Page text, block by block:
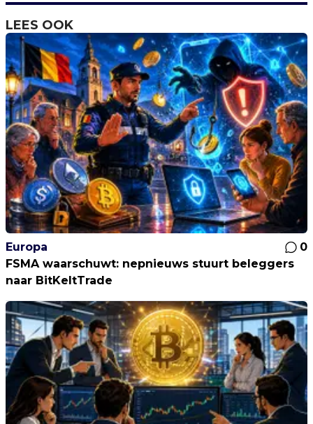
LEES OOK
Europa
0
FSMA waarschuwt: nepnieuws stuurt beleggers
naar BitKeltTrade